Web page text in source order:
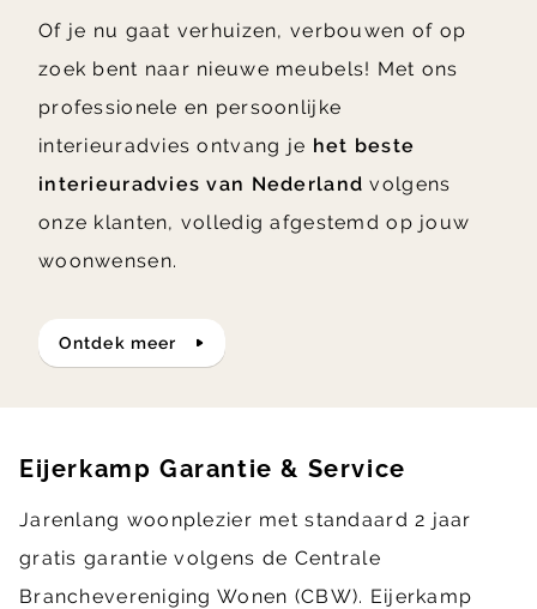
Of je nu gaat verhuizen, verbouwen of op
zoek bent naar nieuwe meubels! Met ons
professionele en persoonlijke
interieuradvies ontvang je het beste
interieuradvies van Nederland volgens
onze klanten, volledig afgestemd op jouw
woonwensen.
ontdek meer
Eijerkamp Garantie & Service
Jarenlang woonplezier met standaard 2 jaar
gratis garantie volgens de Centrale
Branchevereniging Wonen (CBW). Eijerkamp